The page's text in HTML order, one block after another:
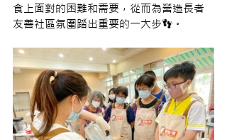
食上面對的困難和需要，從而為營造長者
友善社區氛圍踏出重要的一大步👣。